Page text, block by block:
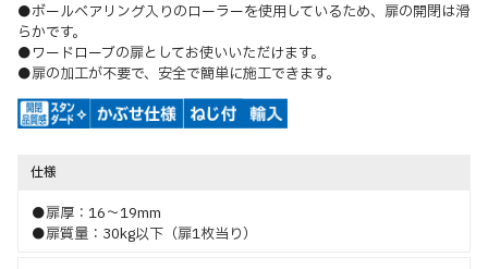
●ボールベアリング入りのローラーを使用しているため、扉の開閉は滑
らかです。
●ワードローブの扉としてお使いいただけます。
●扉の加工が不要で、安全で簡単に施工できます。
仕様
●扉厚：16～19mm
●扉質量：30kg以下（扉1枚当り）